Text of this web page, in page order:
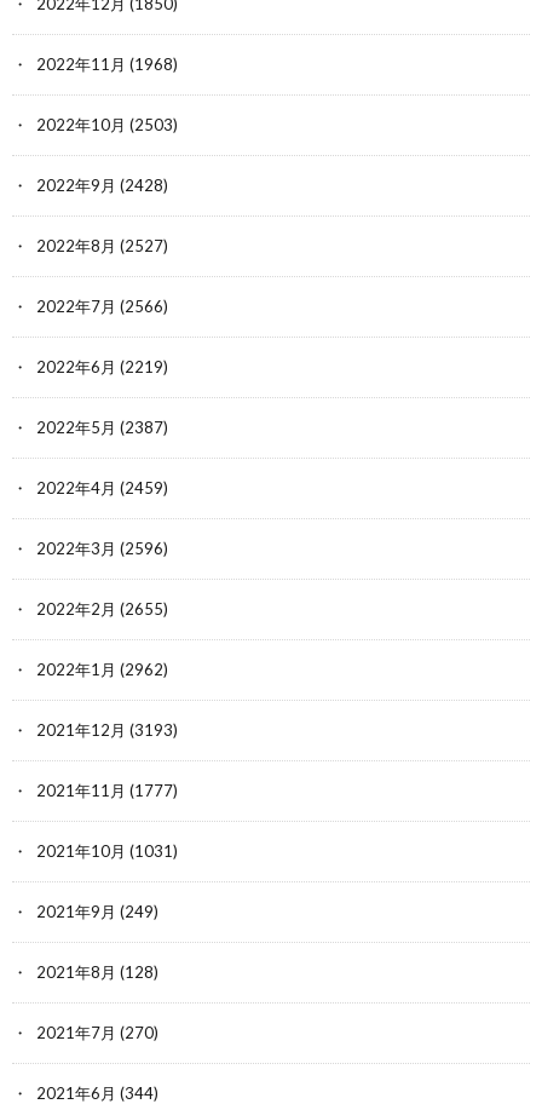
2022年11月 (1968)
2022年10月 (2503)
2022年9月 (2428)
2022年8月 (2527)
2022年7月 (2566)
2022年6月 (2219)
2022年5月 (2387)
2022年4月 (2459)
2022年3月 (2596)
2022年2月 (2655)
2022年1月 (2962)
2021年12月 (3193)
2021年11月 (1777)
2021年10月 (1031)
2021年9月 (249)
2021年8月 (128)
2021年7月 (270)
2021年6月 (344)